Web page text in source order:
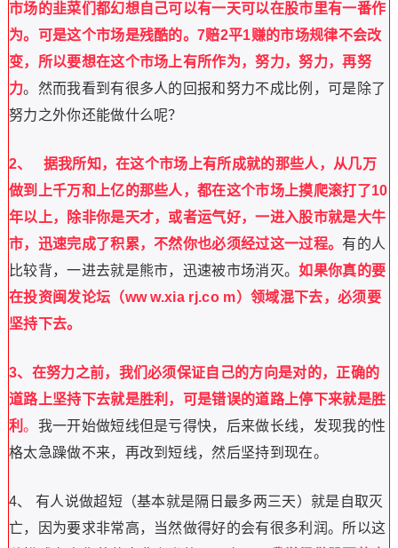
市场的韭菜们都幻想自己可以有一天可以在股市里有一番作
为。可是这个市场是残酷的。7赔2平1赚的市场规律不会改
变，所以要想在这个市场上有所作为，努力，努力，再努
力。然而我看到有很多人的回报和努力不成比例，可是除了
努力之外你还能做什么呢？
2、
据我所知，在这个市场上有所成就的那些人，从几万
做到上千万和上亿的那些人，都在这个市场上摸爬滚打了10
年以上，除非你是天才，或者运气好，一进入股市就是大牛
市，迅速完成了积累，不然你也必须经过这一过程。有的人
比较背，一进去就是熊市，迅速被市场消灭。如果你真的要
在投资闽发论坛（ww w.xia rj.co m）领域混下去，必须要
坚持下去。
3、在努力之前，我们必须保证自己的方向是对的，正确的
道路上坚持下去就是胜利，可是错误的道路上停下来就是胜
利。 我一开始做短线但是亏得快，后来做长线，发现我的性
格太急躁做不来，再改到短线，然后坚持到现在。
4、 有人说做超短（基本就是隔日最多两三天）就是自取灭
亡，因为要求非常高，当然做得好的会有很多利润。所以这